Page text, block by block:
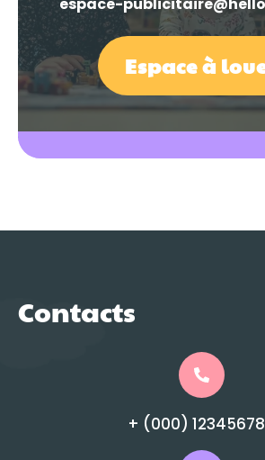
espace-
Espace à
Contacts
+ (000)